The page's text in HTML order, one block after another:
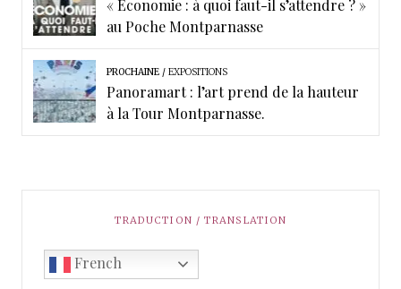
« Économie : à quoi faut-il s’attendre ? »
au Poche Montparnasse
PROCHAINE EXPOSITIONS
Panoramart : l’art prend de la hauteur
à la Tour Montparnasse.
TRADUCTION / TRANSLATION
French